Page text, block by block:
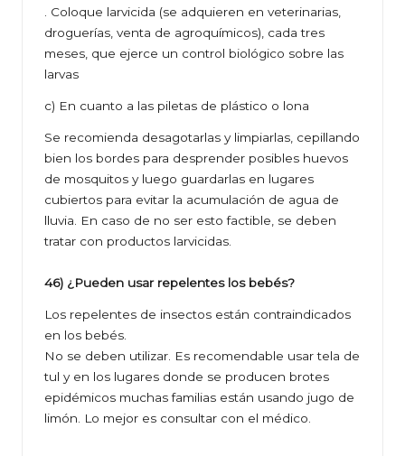
. Coloque larvicida (se adquieren en veterinarias,
droguerías, venta de agroquímicos), cada tres
meses, que ejerce un control biológico sobre las
larvas
c) En cuanto a las piletas de plástico o lona
Se recomienda desagotarlas y limpiarlas, cepillando
bien los bordes para desprender posibles huevos
de mosquitos y luego guardarlas en lugares
cubiertos para evitar la acumulación de agua de
lluvia. En caso de no ser esto factible, se deben
tratar con productos larvicidas.
46) ¿Pueden usar repelentes los bebés?
Los repelentes de insectos están contraindicados
en los bebés.
No se deben utilizar. Es recomendable usar tela de
tul y en los lugares donde se producen brotes
epidémicos muchas familias están usando jugo de
limón. Lo mejor es consultar con el médico.